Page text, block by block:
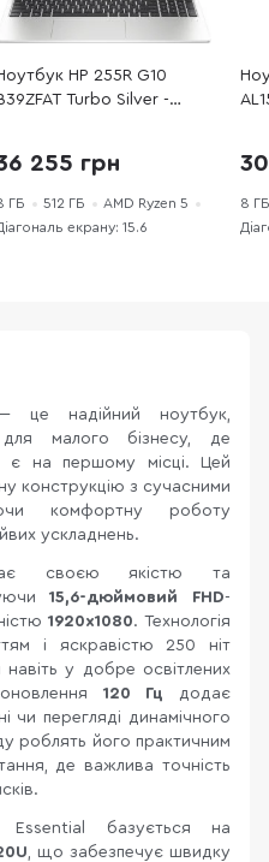
HP 255R G10
Turbo Silver -
/ PCI-E SSD 512 ГБ /
Graphics
255 грн
ГБ 512 ГБ
AMD Ryzen 5
екрану: 15.6
ГБ
8 ГБ
це надійний ноутбук,
для малого бізнесу, де
є на першому місці. Цей
конструкцію з сучасними
комфортну роботу
ускладнень.
своєю якістю та
15,6-дюймовий FHD-
1920x1080. Технологія
і яскравістю 250 ніт
у добре освітлених
120 Гц додає
чи перегляді динамічного
роблять його практичним
де важлива точність
базується на
, що забезпечує швидку